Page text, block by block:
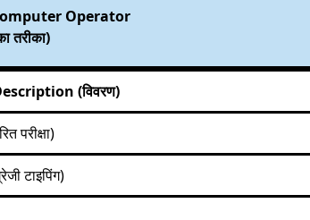
Operator
तरीका)
(विवरण)
परीक्षा)
टाइपिंग)